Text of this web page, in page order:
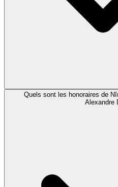
Quels sont les honoraires de
Alexandre